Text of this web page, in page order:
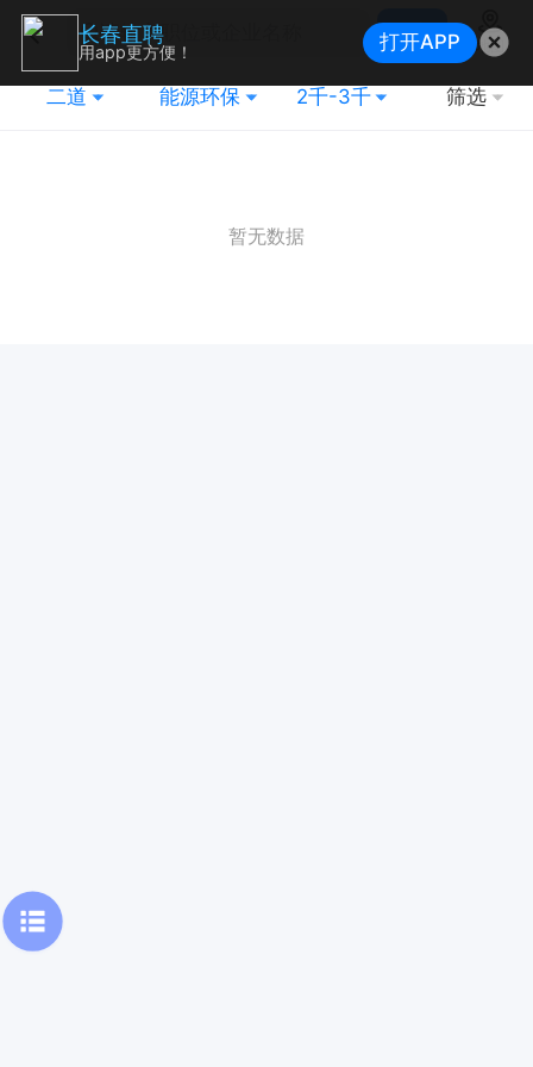
搜索
地图
二道 能源环保 2千-3千 筛选
暂无数据
长春直聘
用app更方便！ 打开APP